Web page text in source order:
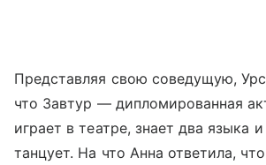
Представляя свою соведущую,
что Завтур — дипломированная
играет в театре, знает два языка
танцует. На что Анна ответила,